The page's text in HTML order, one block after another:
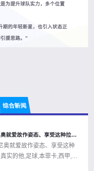
为提升球队实力，多个位置
期的年轻新星，也引入状态正
援思路。”
综合新闻
[推荐]记者：穆里尼奥就爱故作姿态、享受这种拉扯感，这就是最
奥就爱故作姿态、享受这种
实的他,足球,本菲卡,西甲,皇
本站，24...